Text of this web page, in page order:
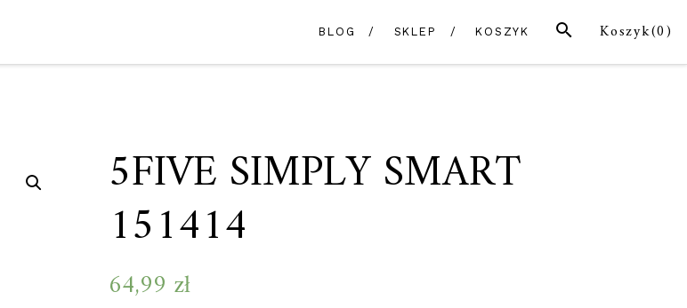
Koszyk(0)
SZUKAJ
BLOG SKLEP KOSZYK
5FIVE SIMPLY SMART
151414
64,99 zł